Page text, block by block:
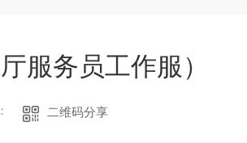
服务员工作服）
二维码分享